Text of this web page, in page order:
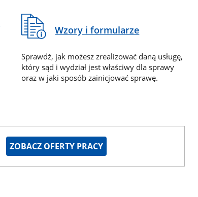
Wzory i formularze
Sprawdź, jak możesz zrealizować daną usługę,
który sąd i wydział jest właściwy dla sprawy
oraz w jaki sposób zainicjować sprawę.
ZOBACZ OFERTY PRACY